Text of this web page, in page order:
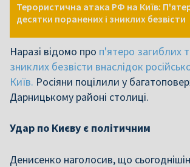
Терористична атака РФ на Київ:
десятки поранених і зниклих безвісти
Наразі відомо про п'ятеро загиблих
зниклих безвісти внаслідок
Київ. Росіяни поцілили у
Дарницькому районі столиці.
Удар по Києву є політичним
Денисенко наголосив, що